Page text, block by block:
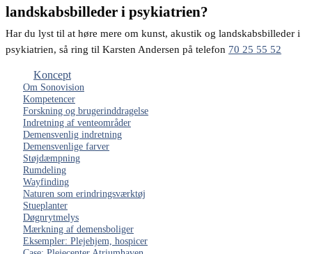
landskabsbilleder i psykiatrien?
Har du lyst til at høre mere om kunst, akustik og landskabsbilleder i
psykiatrien, så ring til Karsten Andersen på telefon 70 25 55 52
Koncept
Om Sonovision
Kompetencer
Forskning og brugerinddragelse
Indretning af venteområder
Demensvenlig indretning
Demensvenlige farver
Støjdæmpning
Rumdeling
Wayfinding
Naturen som erindringsværktøj
Stueplanter
Døgnrytmelys
Mærkning af demensboliger
Eksempler: Plejehjem, hospicer